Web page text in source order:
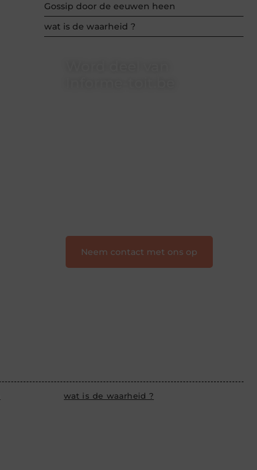
Gossip door de eeuwen heen
wat is de waarheid ?
Neem contact met ons op
wat is de waarheid ?